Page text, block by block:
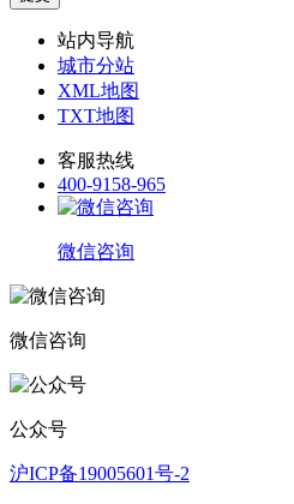
站内导航
城市分站
XML地图
TXT地图
客服热线
400-9158-965
微信咨询
微信咨询
公众号
沪ICP备19005601号-2